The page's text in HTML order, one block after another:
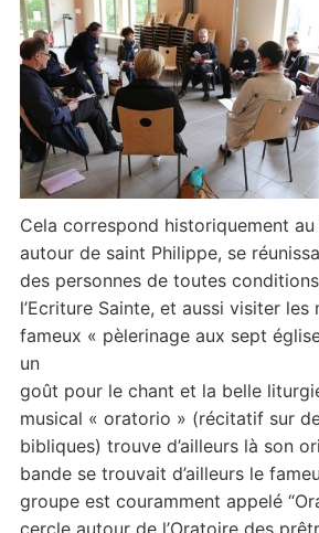
Cela correspond historiquement
autour de saint Philippe, se
des personnes de toutes
l’Ecriture Sainte, et aussi visiter les
fameux « pèlerinage aux sept
un
goût pour le chant et la belle
musical « oratorio » (récitatif sur
bibliques) trouve d’ailleurs là son
bande se trouvait d’ailleurs le
groupe est couramment appelé
cercle autour de l’Oratoire des